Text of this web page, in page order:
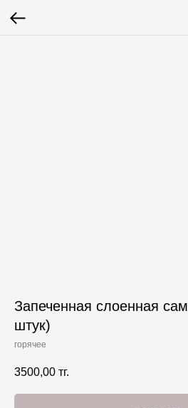
Запеченная слоенная
штук)
горячее
3500,00 тг.